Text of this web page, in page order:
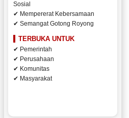
Sosial
✔ Mempererat Kebersamaan
✔ Semangat Gotong Royong
TERBUKA UNTUK
✔ Pemerintah
✔ Perusahaan
✔ Komunitas
✔ Masyarakat